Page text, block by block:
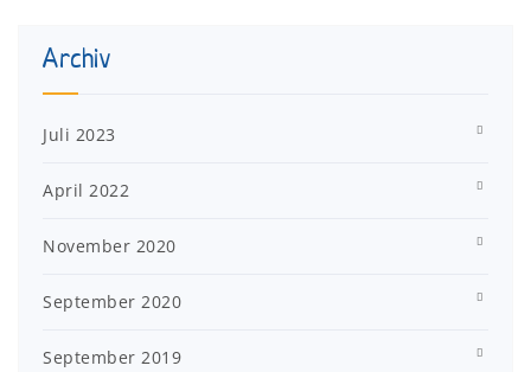
Archiv
Juli 2023
April 2022
November 2020
September 2020
September 2019